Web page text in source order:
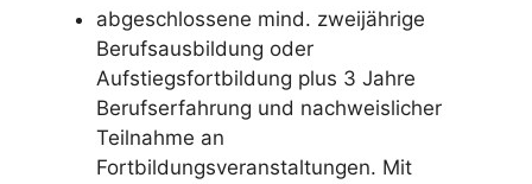
abgeschlossene mind. zweijährige
Berufsausbildung oder
Aufstiegsfortbildung plus 3 Jahre
Berufserfahrung und nachweislicher
Teilnahme an
Fortbildungsveranstaltungen. Mit